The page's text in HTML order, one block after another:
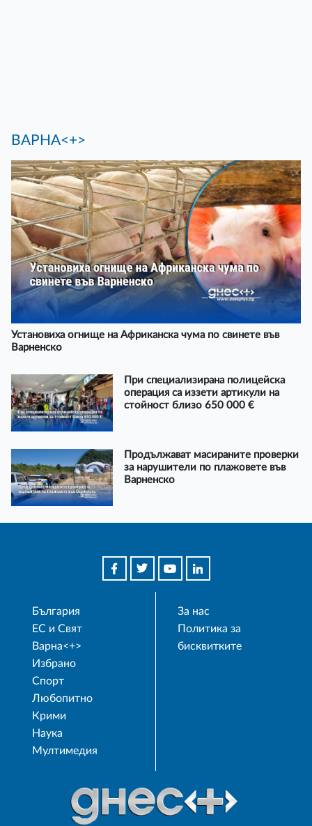
ВАРНА<+>
Установиха огнище на Африканска чума по свинете във
Варненско
При специализирана полицейска
операция са иззети артикули на
стойност близо 650 000 €
Продължават масираните проверки
за нарушители по плажовете във
Варненско
България
ЕС и Свят
Варна<+>
Избрано
Спорт
Любопитно
Крими
Наука
Мултимедия
За нас
Политика за
бисквитките